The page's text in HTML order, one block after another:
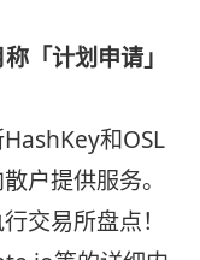
「计划申请」
和OSL
户提供服务。
交易所盘点！